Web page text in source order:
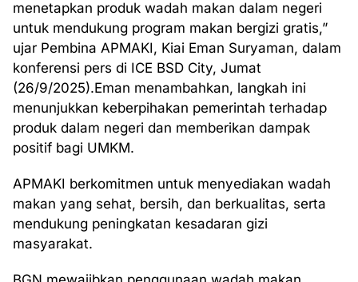
menetapkan produk wadah makan dalam negeri
untuk mendukung program makan bergizi gratis,”
ujar Pembina APMAKI, Kiai Eman Suryaman, dalam
konferensi pers di ICE BSD City, Jumat
(26/9/2025).Eman menambahkan, langkah ini
menunjukkan keberpihakan pemerintah terhadap
produk dalam negeri dan memberikan dampak
positif bagi UMKM.
APMAKI berkomitmen untuk menyediakan wadah
makan yang sehat, bersih, dan berkualitas, serta
mendukung peningkatan kesadaran gizi
masyarakat.